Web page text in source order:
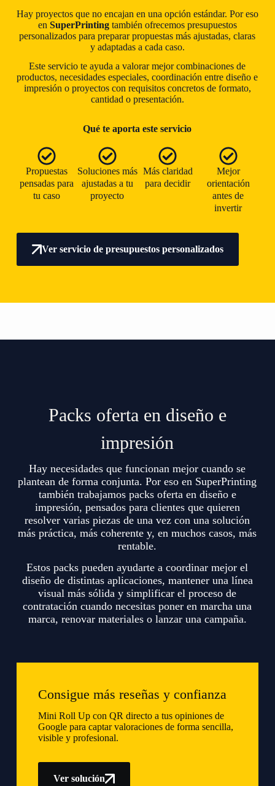
Hay proyectos que no encajan en una opción estándar. Por eso
en SuperPrintingtambién ofrecemos presupuestos
personalizados para preparar propuestas más ajustadas, claras
y adaptadas a cada caso.
Este servicio te ayuda a valorar mejor combinaciones de
productos, necesidades especiales, coordinación entre diseño e
impresión o proyectos con requisitos concretos de formato,
cantidad o presentación.
Qué te aporta este servicio
Propuestas
pensadas para
tu caso
Soluciones más
ajustadas a tu
proyecto
Más claridad
para decidir
Mejor
orientación
antes de
invertir
Ver servicio de presupuestos personalizados
Packs oferta en diseño e
impresión
Hay necesidades que funcionan mejor cuando se
plantean de forma conjunta. Por eso en SuperPrinting
también trabajamos packs oferta en diseño e
impresión, pensados para clientes que quieren
resolver varias piezas de una vez con una solución
más práctica, más coherente y, en muchos casos, más
rentable.
Estos packs pueden ayudarte a coordinar mejor el
diseño de distintas aplicaciones, mantener una línea
visual más sólida y simplificar el proceso de
contratación cuando necesitas poner en marcha una
marca, renovar materiales o lanzar una campaña.
Consigue más reseñas y confianza
Mini Roll Up con QR directo a tus opiniones de
Google para captar valoraciones de forma sencilla,
visible y profesional.
Ver solución